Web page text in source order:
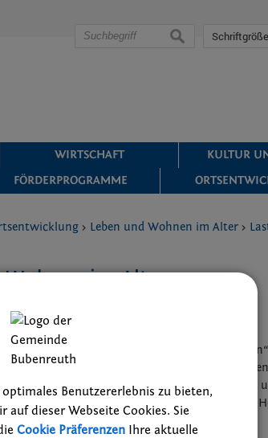
Schriftgröße
suchen
WIRTSCHAFT KULTUR
FÖRDERPROGRAMME
> Leben und Wohnen im Alter >
im Alter
eingesetzte „Arbeitsgruppe
und des Wohnens von älteren
bestehenden Altenheims Sankt Franziskus
Wohnung oder dem Umzug ins
Benutzererlebnis zu bieten,
auf dieser Webseite Cookies. Sie
Cookie PräferenzenIhre aktuelle